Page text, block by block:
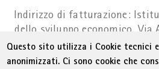
Indirizzo di fatturazione:
dello sviluppo economico, Via
BolzanoPart. IVA
Questo sito utilizza i Cookie tecnici
anonimizzati. Ci sono cookie che